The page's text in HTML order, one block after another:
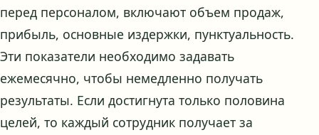
перед персоналом, включают объем продаж,
прибыль, основные издержки, пунктуальность.
Эти показатели необходимо задавать
ежемесячно, чтобы немедленно получать
результаты. Если достигнута только половина
целей, то каждый сотрудник получает за